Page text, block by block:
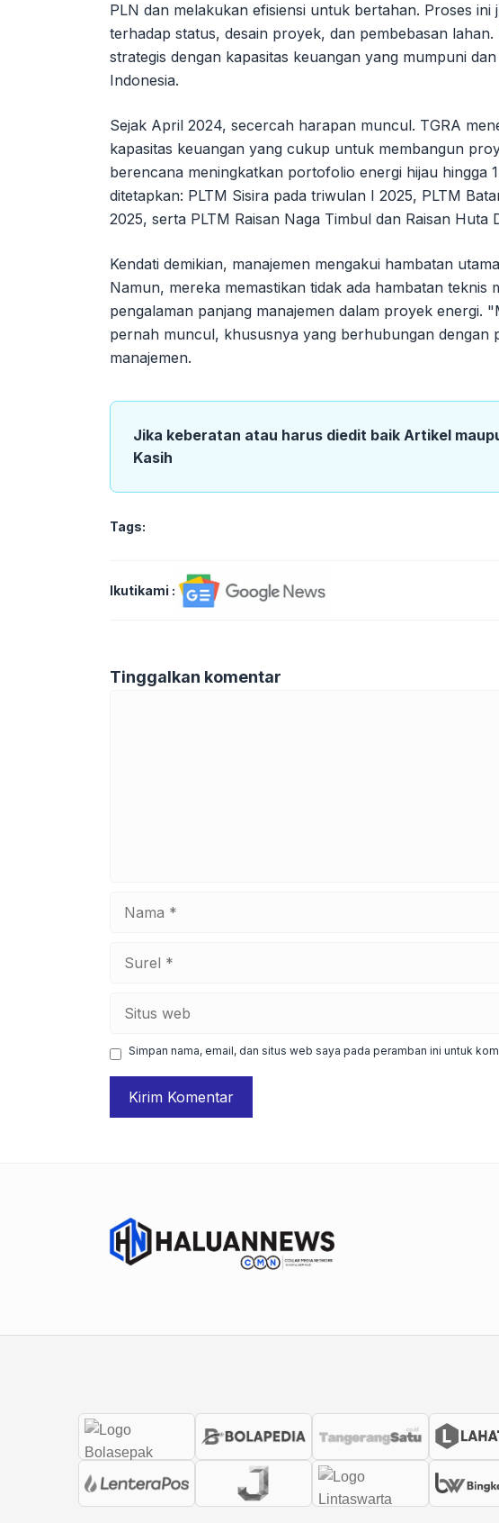
PLN dan melakukan efisiensi untuk bertahan. Proses
terhadap status, desain proyek, dan pembebasan
strategis dengan kapasitas keuangan yang mumpuni
Indonesia.
Sejak April 2024, secercah harapan muncul. TGRA
kapasitas keuangan yang cukup untuk membangun
berencana meningkatkan portofolio energi hijau hingga
ditetapkan: PLTM Sisira pada triwulan I 2025, PLTM
2025, serta PLTM Raisan Naga Timbul dan Raisan Huta
Kendati demikian, manajemen mengakui hambatan
Namun, mereka memastikan tidak ada hambatan
pengalaman panjang manajemen dalam proyek energi.
pernah muncul, khususnya yang berhubungan dengan
manajemen.
Jika keberatan atau harus diedit baik Artikel
Kasih
Tags:
Ikutikami :
Tinggalkan komentar
Simpan nama, email, dan situs web saya pada peramban ini untuk